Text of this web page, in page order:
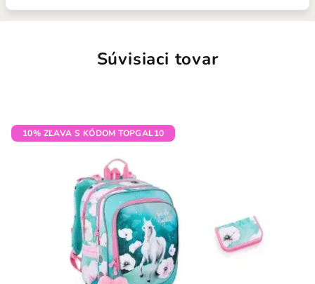
Súvisiaci tovar
10% ZĽAVA S KÓDOM TOPGAL10